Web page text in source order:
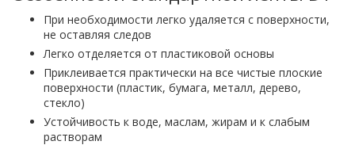
При необходимости легко удаляется с поверхности,
не оставляя следов
Легко отделяется от пластиковой основы
Приклеивается практически на все чистые плоские
поверхности (пластик, бумага, металл, дерево,
стекло)
Устойчивость к воде, маслам, жирам и к слабым
растворам